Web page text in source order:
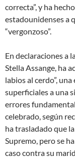
correcta”, y ha
estadounidenses a
“vergonzoso”.
En declaraciones a
Stella Assange, ha
labios al cerdo”,
superficiales a una
errores
celebrado, según
ha trasladado que
Supremo, pero se
caso contra su